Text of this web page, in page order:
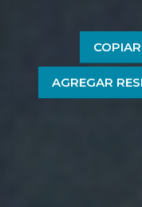
AGREGAR